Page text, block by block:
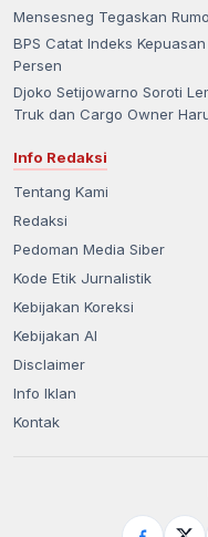
Mensesneg Tegaskan
BPS Catat Indeks
Persen
Djoko Setijowarno Soroti
Truk dan Cargo Owner
Info Redaksi
Tentang Kami
Redaksi
Pedoman Media Siber
Kode Etik Jurnalistik
Kebijakan Koreksi
Kebijakan AI
Disclaimer
Info Iklan
Kontak